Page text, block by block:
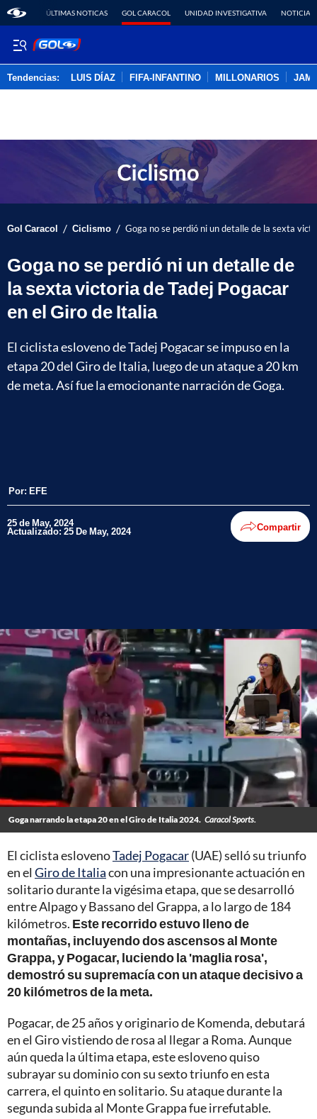
ÚLTIMAS NOTICAS GOL CARACOL UNIDAD INVESTIGATIVA NOTICIAS
Tendencias: LUIS DÍAZ FIFA-INFANTINO MILLONARIOS
Gol Caracol / Ciclismo / Goga no se perdió ni un detalle de la sexta
Goga no se perdió ni un detalle de
la sexta victoria de Tadej Pogacar
en el Giro de Italia
El ciclista esloveno de Tadej Pogacar se impuso en la
etapa 20 del Giro de Italia, luego de un ataque a 20 km
de meta. Así fue la emocionante narración de Goga.
Por: EFE
25 de May, 2024
Actualizado: 25 De May, 2024 Compartir
Goga narrando la etapa 20 en el Giro de Italia 2024. Caracol Sports.
El ciclista eslovenoTadej Pogacar(UAE) selló su triunfo
en el Giro de Italiacon una impresionante actuación en
solitario durante la vigésima etapa, que se desarrolló
entre Alpago y Bassano del Grappa, a lo largo de 184
kilómetros. Este recorrido estuvo lleno de
montañas, incluyendo dos ascensos al Monte
Grappa, y Pogacar, luciendo la 'maglia rosa',
demostró su supremacía con un ataque decisivo a
20 kilómetros de la meta.
Pogacar, de 25 años y originario de Komenda, debutará
en el Giro vistiendo de rosa al llegar a Roma. Aunque
aún queda la última etapa, este esloveno quiso
subrayar su dominio con su sexto triunfo en esta
carrera, el quinto en solitario. Su ataque durante la
segunda subida al Monte Grappa fue irrefutable.